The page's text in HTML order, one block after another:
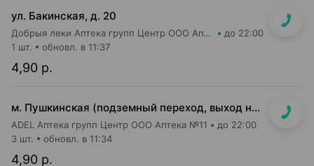
ул. Бакинская, д. 20
Добрыя леки Аптека групп Центр ООО Аптека №84 до 22:00
4,90 р.
1 шт. обновл. в 11:37
м. Пушкинская (подземный переход, выход на гостиницу "Орбита")
ADEL Аптека групп Центр ООО Аптека №11 до 22:00
4,90 р.
3 шт. обновл. в 11:34